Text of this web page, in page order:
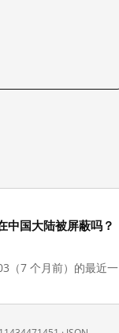
国大陆被屏蔽吗？
（7 个月前）的最近一